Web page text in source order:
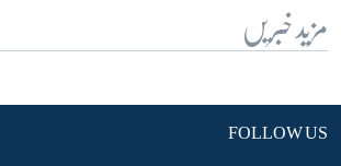
مزید خبریں
FOLLOW US